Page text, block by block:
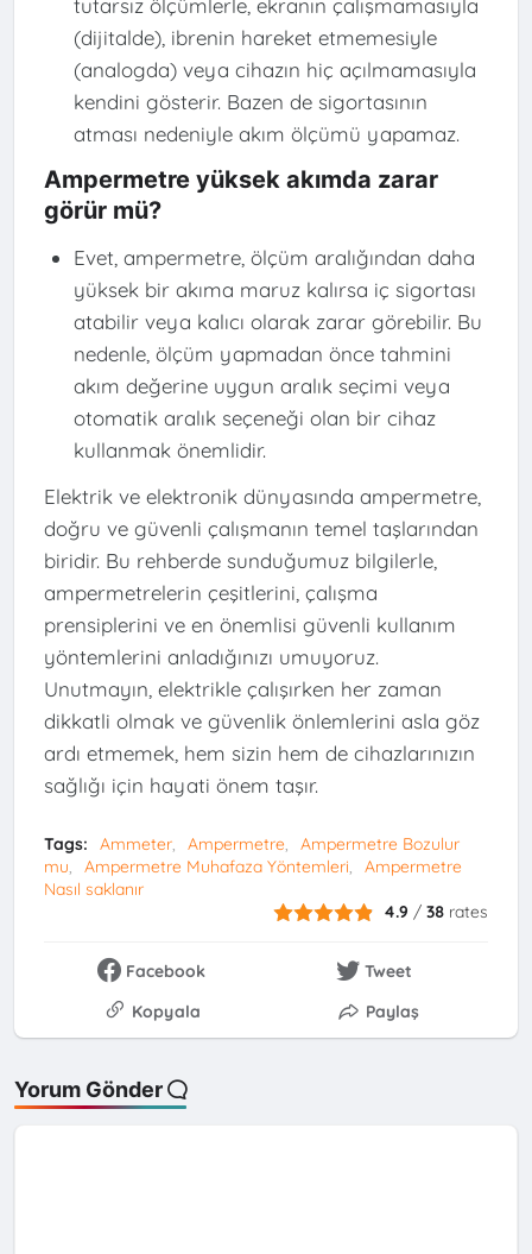
tutarsız ölçümlerle, ekranın çalışmamasıyla
(dijitalde), ibrenin hareket etmemesiyle
(analogda) veya cihazın hiç açılmamasıyla
kendini gösterir. Bazen de sigortasının
atması nedeniyle akım ölçümü yapamaz.
Ampermetre yüksek akımda zarar
görür mü?
Evet, ampermetre, ölçüm aralığından daha
yüksek bir akıma maruz kalırsa iç sigortası
atabilir veya kalıcı olarak zarar görebilir. Bu
nedenle, ölçüm yapmadan önce tahmini
akım değerine uygun aralık seçimi veya
otomatik aralık seçeneği olan bir cihaz
kullanmak önemlidir.
Elektrik ve elektronik dünyasında ampermetre,
doğru ve güvenli çalışmanın temel taşlarından
biridir. Bu rehberde sunduğumuz bilgilerle,
ampermetrelerin çeşitlerini, çalışma
prensiplerini ve en önemlisi güvenli kullanım
yöntemlerini anladığınızı umuyoruz.
Unutmayın, elektrikle çalışırken her zaman
dikkatli olmak ve güvenlik önlemlerini asla göz
ardı etmemek, hem sizin hem de cihazlarınızın
sağlığı için hayati önem taşır.
Tags: Ammeter Ampermetre
Ampermetre Bozulur
mu
Ampermetre Muhafaza Yöntemleri
Ampermetre
Nasıl saklanır
4.9 /38 rates
Facebook
Tweet
Kopyala
Paylaş
Yorum Gönder